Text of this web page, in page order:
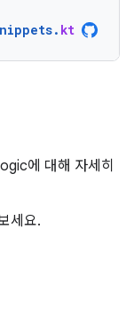
. kt
에 대해 자세히
세요.